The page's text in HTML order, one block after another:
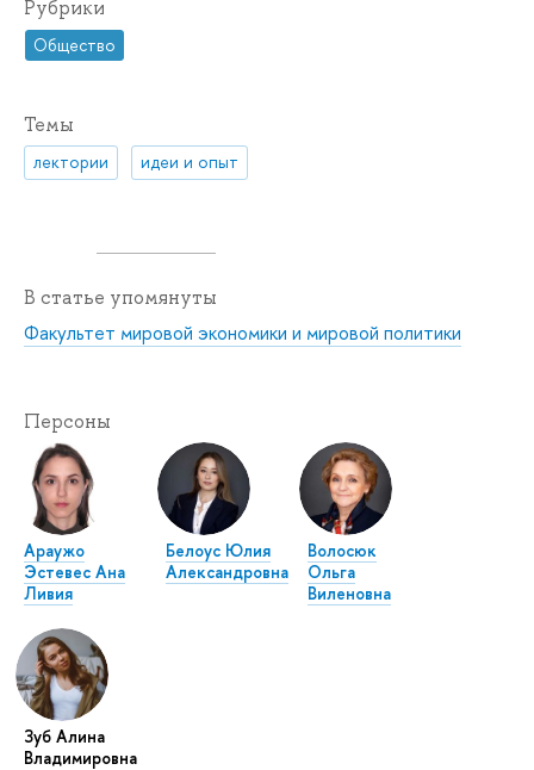
Рубрики
Общество
Темы
лектории идеи и опыт
В статье упомянуты
Факультет мировой экономики и мировой политики
Персоны
Араужо
Эстевес Ана
Ливия
Белоус Юлия
Александровна
Волосюк
Ольга
Виленовна
Зуб Алина
Владимировна